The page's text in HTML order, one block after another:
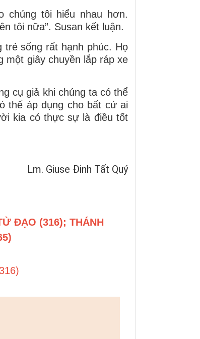
chúng tôi hiểu nhau hơn.
tôi nữa”. Susan kết luận.
sống rất hạnh phúc. Họ
một giây chuyền lắp ráp xe
cụ giả khi chúng ta có thể
thể áp dụng cho bất cứ ai
kia có thực sự là điều tốt
Lm. Giuse Đinh Tất Quý
ĐẠO (316); THÁNH